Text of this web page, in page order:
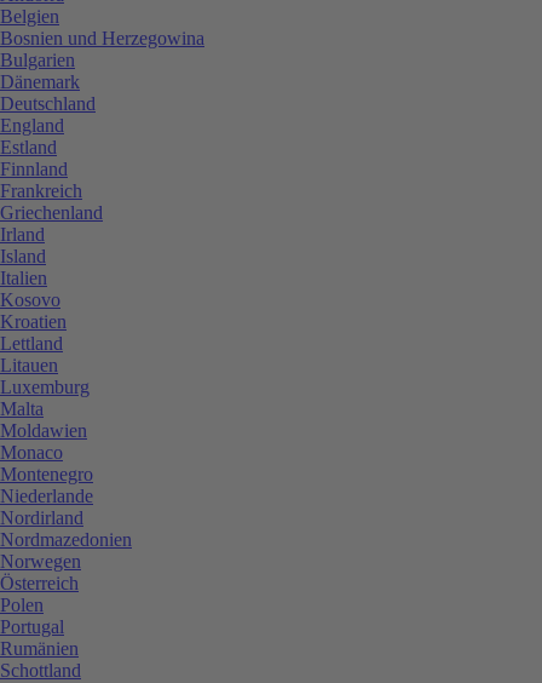
Belgien
Bosnien und Herzegowina
Bulgarien
Dänemark
Deutschland
England
Estland
Finnland
Frankreich
Griechenland
Irland
Island
Italien
Kosovo
Kroatien
Lettland
Litauen
Luxemburg
Malta
Moldawien
Monaco
Montenegro
Niederlande
Nordirland
Nordmazedonien
Norwegen
Österreich
Polen
Portugal
Rumänien
Schottland